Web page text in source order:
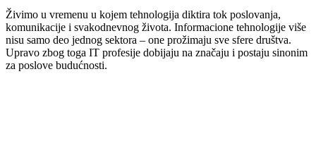
Živimo u vremenu u kojem tehnologija diktira tok poslovanja,
komunikacije i svakodnevnog života. Informacione tehnologije više
nisu samo deo jednog sektora – one prožimaju sve sfere društva.
Upravo zbog toga IT profesije dobijaju na značaju i postaju sinonim
za poslove budućnosti.